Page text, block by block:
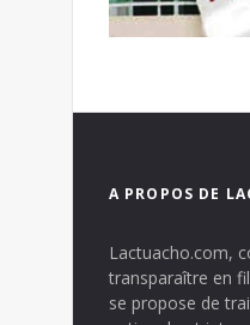
A PROPOS DE
Lactuacho.com,
transparaître en
se propose de